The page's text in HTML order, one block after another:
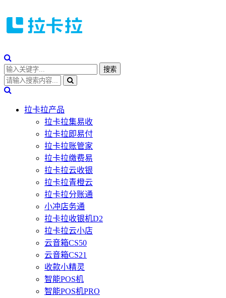
拉卡拉产品
拉卡拉集易收
拉卡拉即易付
拉卡拉账管家
拉卡拉缴费易
拉卡拉云收银
拉卡拉青橙云
拉卡拉分账通
小冲店务通
拉卡拉收银机D2
拉卡拉云小店
云音箱CS50
云音箱CS21
收款小精灵
智能POS机
智能POS机PRO